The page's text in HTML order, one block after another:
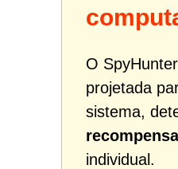
O
projetada
sistema,
individual.